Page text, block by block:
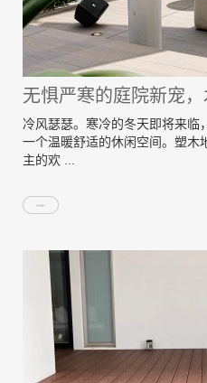
无惧严寒的庭院新宠
冷风瑟瑟。寒冷的冬天即将来临
一个温暖舒适的休闲空间。塑木
主的欢 ...